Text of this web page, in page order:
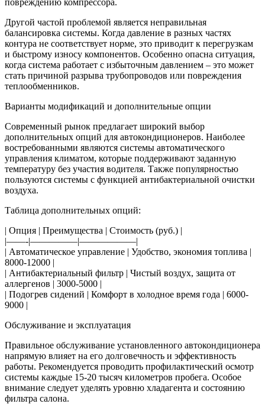
Другой частой проблемой является неправильная
балансировка системы. Когда давление в разных частях
контура не соответствует норме, это приводит к перегрузкам
и быстрому износу компонентов. Особенно опасна ситуация,
когда система работает с избыточным давлением – это может
стать причиной разрыва трубопроводов или повреждения
теплообменников.
Варианты модификаций и дополнительные опции
Современный рынок предлагает широкий выбор
дополнительных опций для автокондиционеров. Наиболее
востребованными являются системы автоматического
управления климатом, которые поддерживают заданную
температуру без участия водителя. Также популярностью
пользуются системы с функцией антибактериальной очистки
воздуха.
Таблица дополнительных опций:
| Опция | Преимущества | Стоимость (руб.) |
|——-|—————|——————|
| Автоматическое управление | Удобство, экономия топлива |
8000-12000 |
| Антибактериальный фильтр | Чистый воздух, защита от
аллергенов | 3000-5000 |
| Подогрев сидений | Комфорт в холодное время года | 6000-
9000 |
Обслуживание и эксплуатация
Правильное обслуживание установленного автокондиционера
напрямую влияет на его долговечность и эффективность
работы. Рекомендуется проводить профилактический осмотр
системы каждые 15-20 тысяч километров пробега. Особое
внимание следует уделять уровню хладагента и состоянию
фильтра салона.